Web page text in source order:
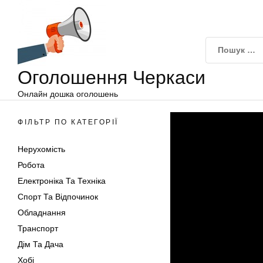
Оголошення Черкаси
Онлайн дошка оголошень
ФІЛЬТР ПО КАТЕГОРІЇ
Нерухомість
Робота
Електроніка Та Техніка
Спорт Та Відпочинок
Обладнання
Транспорт
Дім Та Дача
Хобі